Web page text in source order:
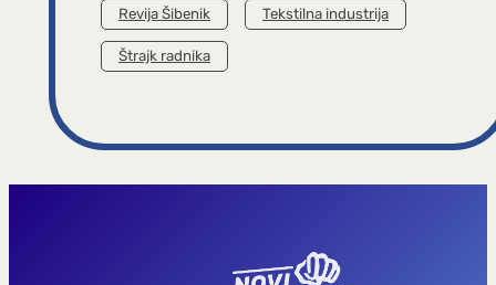
Revija Šibenik Tekstilna industrija
Štrajk radnika